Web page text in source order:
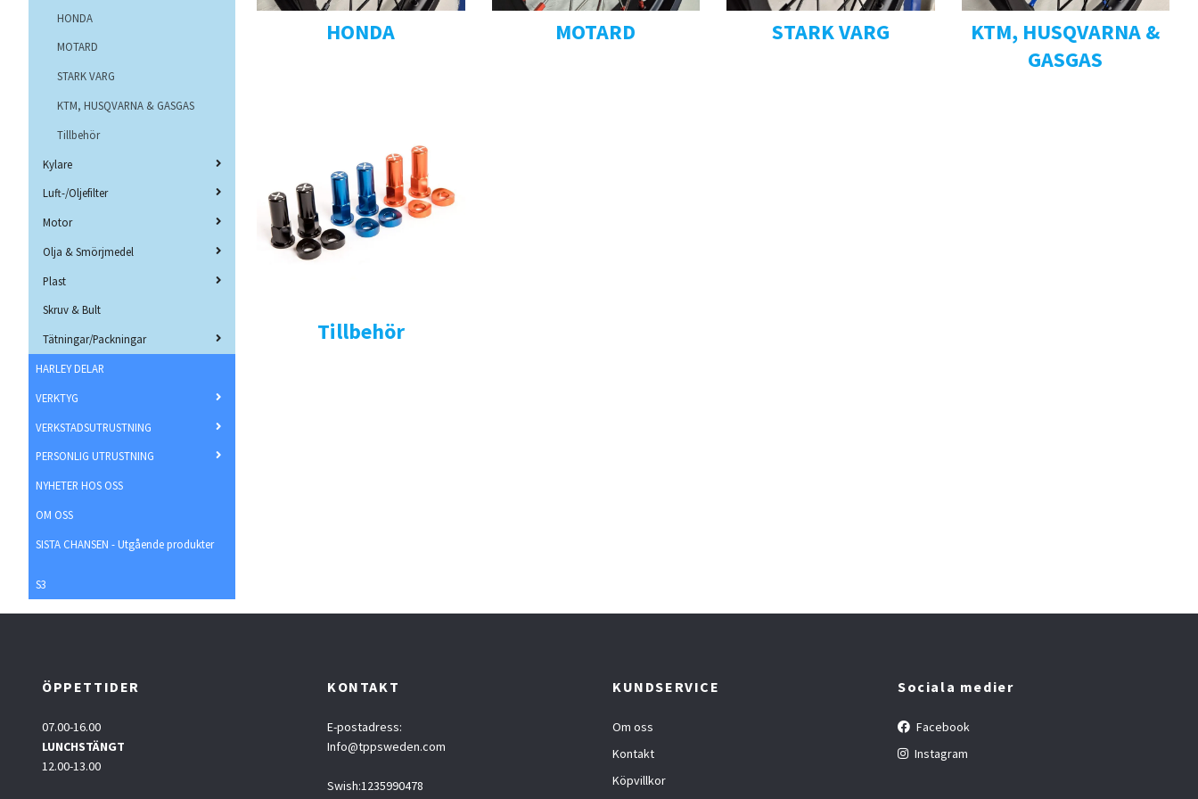
HONDA
MOTARD
STARK VARG
KTM, HUSQVARNA & GASGAS
Tillbehör
Kylare
Luft-/Oljefilter
Motor
Olja & Smörjmedel
Plast
Skruv & Bult
Tätningar/Packningar
HARLEY DELAR
VERKTYG
VERKSTADSUTRUSTNING
PERSONLIG UTRUSTNING
NYHETER HOS OSS
OM OSS
SISTA CHANSEN - Utgående produkter
S3
HONDA MOTARD STARK VARG
KTM, HUSQVARNA &
GASGAS
Tillbehör
ÖPPETTIDER
07.00-16.00
LUNCHSTÄNGT
12.00-13.00
KONTAKT
E-postadress:
Info@tppsweden.com
Swish:1235990478
KUNDSERVICE
Om oss
Kontakt
Köpvillkor
Sociala medier
Facebook
Instagram